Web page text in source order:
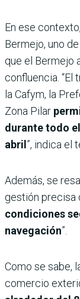
En ese
Bermejo, uno
que el Bermejo
confluencia. “El
la Cafym, la
Zona Pilar
durante todo
abril ”, indica el
Además, se
gestión precisa
condiciones
navegación”.
Como se sabe,
comercio